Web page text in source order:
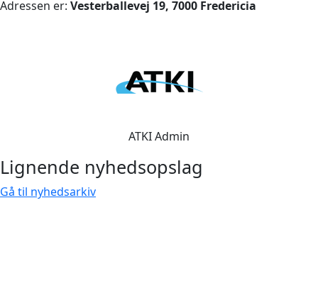
Adressen er: Vesterballevej 19, 7000 Fredericia
ATKI Admin
Lignende nyhedsopslag
Gå til nyhedsarkiv